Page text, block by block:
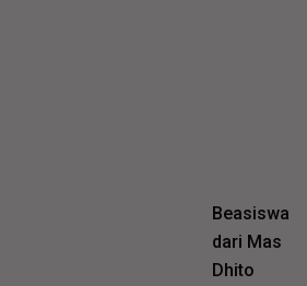
Beasiswa
dari Mas
Dhito